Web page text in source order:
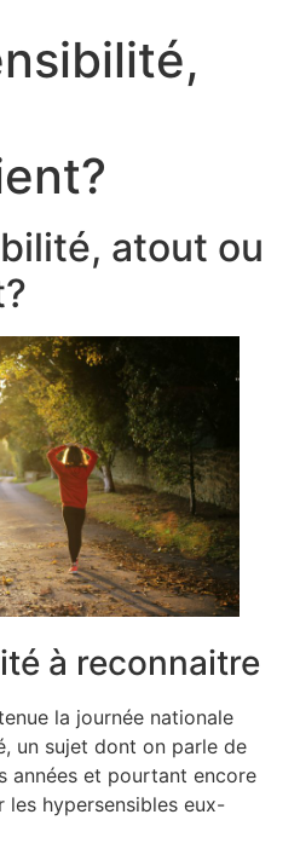
atout ou
à reconnaitre
la journée nationale
un sujet dont on parle de
années et pourtant encore
les hypersensibles eux-